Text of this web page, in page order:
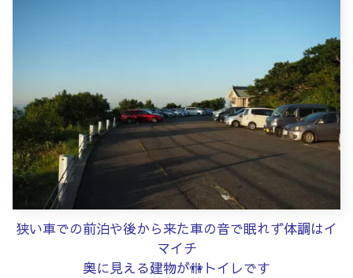
狭い車での前泊や後から来た車の音で眠れず体調はイ
マイチ
奥に見える建物が🚻トイレです